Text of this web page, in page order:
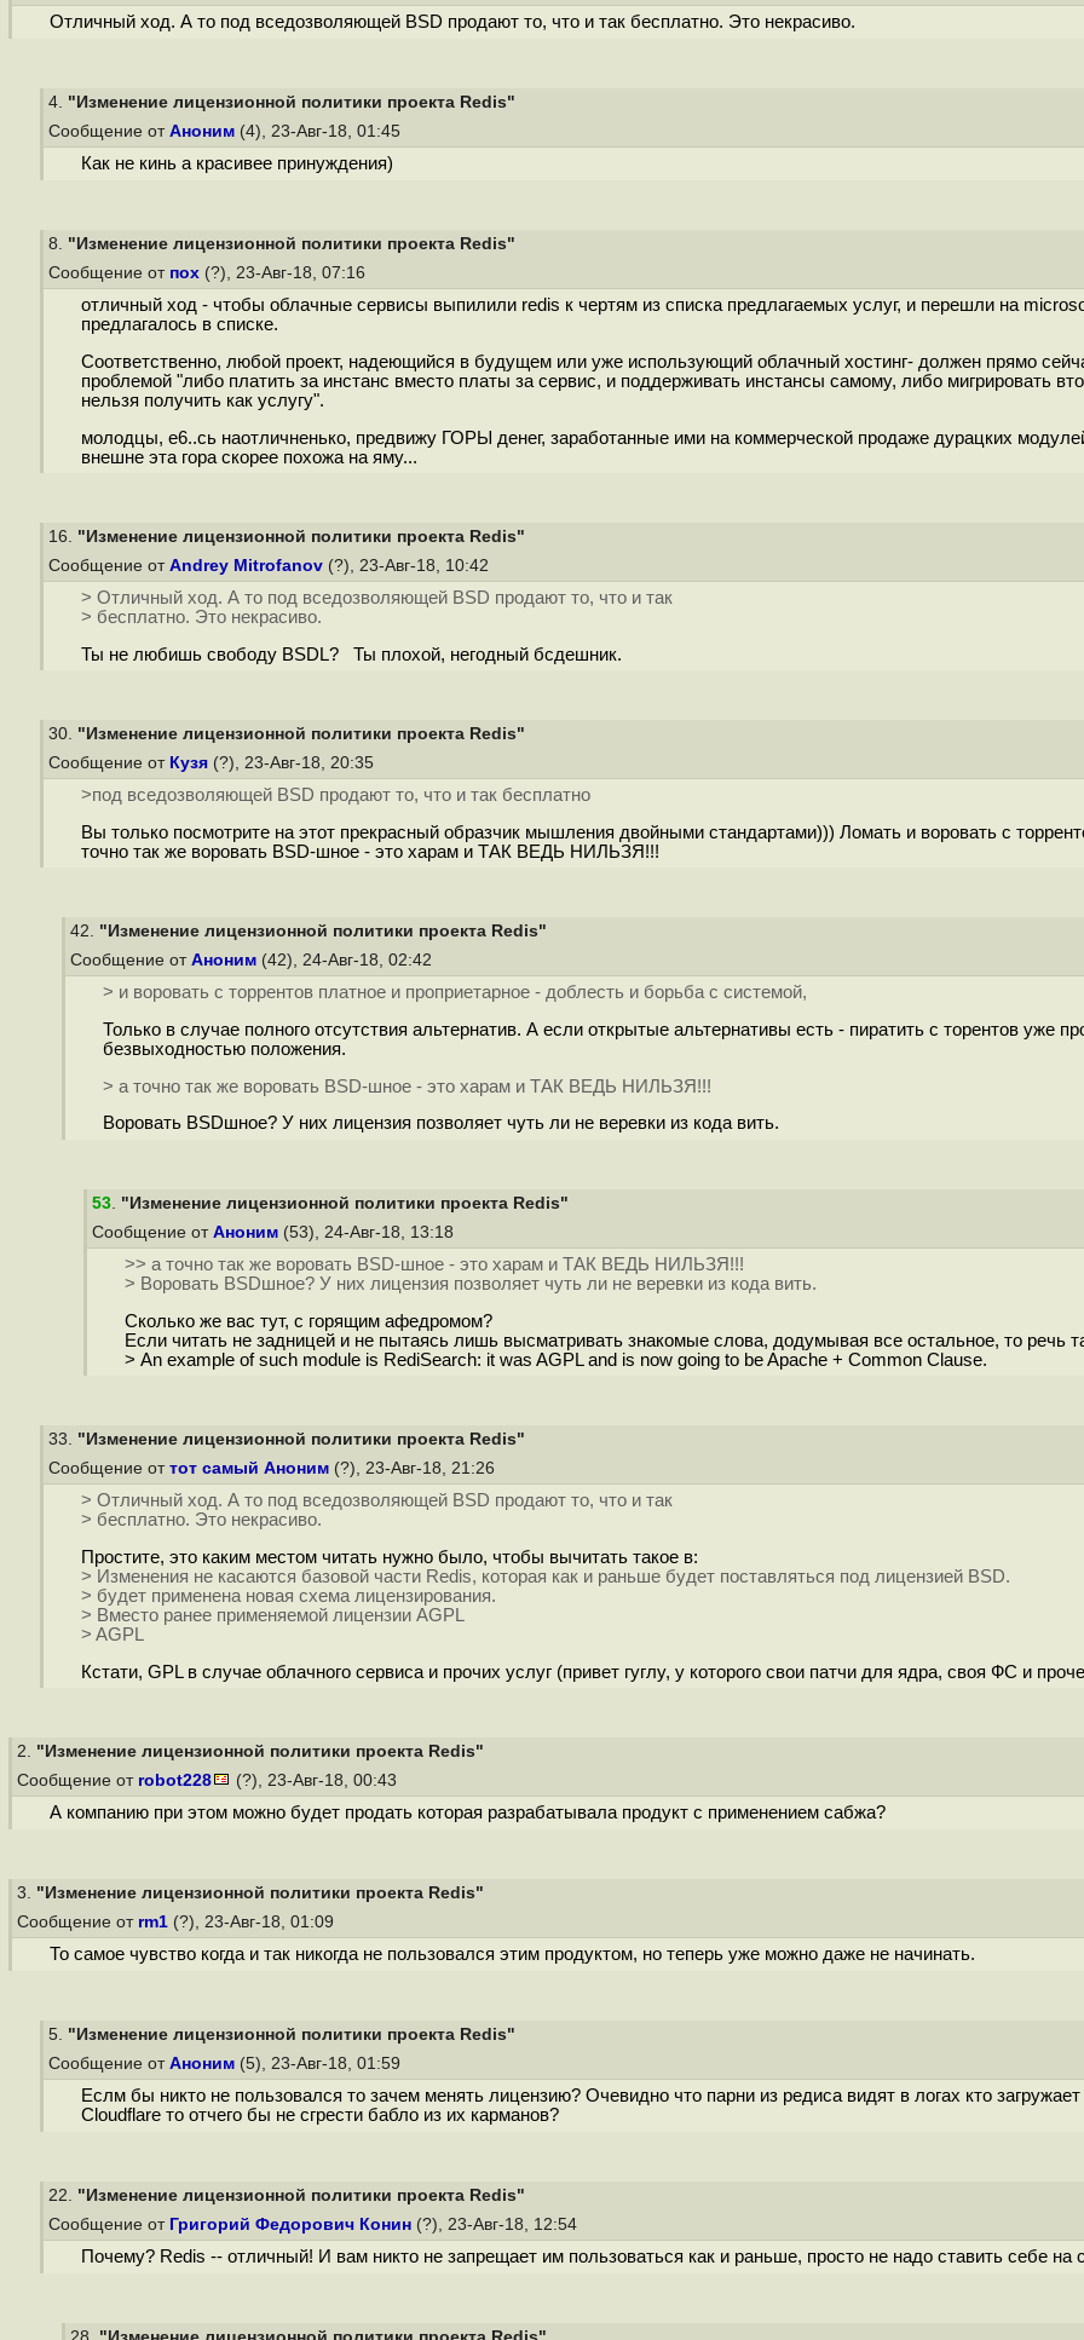
Отличный ход. А то под вседозволяющей BSD продают то, что и так бесплатно. Это некрасиво.
4. "Изменение лицензионной политики проекта Redis"
Сообщение от Аноним (4), 23-Авг-18, 01:45
Как не кинь а красивее принуждения)
8. "Изменение лицензионной политики проекта Redis"
Сообщение от пох (?), 23-Авг-18, 07:16
отличный ход - чтобы облачные сервисы выпилили redis к чертям из списка предлагаемых услуг, и перешли на
предлагалось в списке.
Соответственно, любой проект, надеющийся в будущем или уже использующий облачный хостинг- должен прямо
проблемой "либо платить за инстанс вместо платы за сервис, и поддерживать инстансы самому, либо мигрировать
нельзя получить как услугу".
молодцы, е6..сь наотличненько, предвижу ГОРЫ денег, заработанные ими на коммерческой продаже дурацких
внешне эта гора скорее похожа на яму...
16. "Изменение лицензионной политики проекта Redis"
Сообщение от Andrey Mitrofanov (?), 23-Авг-18, 10:42
> Отличный ход. А то под вседозволяющей BSD продают то, что и так
> бесплатно. Это некрасиво.
Ты не любишь свободу BSDL? Ты плохой, негодный бсдешник.
30. "Изменение лицензионной политики проекта Redis"
Сообщение от Кузя (?), 23-Авг-18, 20:35
>под вседозволяющей BSD продают то, что и так бесплатно
Вы только посмотрите на этот прекрасный образчик мышления двойными стандартами))) Ломать и воровать с
точно так же воровать BSD-шное - это харам и ТАК ВЕДЬ НИЛЬЗЯ!!!
42. "Изменение лицензионной политики проекта Redis"
Сообщение от Аноним (42), 24-Авг-18, 02:42
> и воровать с торрентов платное и проприетарное - доблесть и борьба с системой,
Только в случае полного отсутствия альтернатив. А если открытые альтернативы есть - пиратить с торентов уже
безвыходностью положения.
> а точно так же воровать BSD-шное - это харам и ТАК ВЕДЬ НИЛЬЗЯ!!!
Воровать BSDшное? У них лицензия позволяет чуть ли не веревки из кода вить.
53. "Изменение лицензионной политики проекта Redis"
Сообщение от Аноним (53), 24-Авг-18, 13:18
>> а точно так же воровать BSD-шное - это харам и ТАК ВЕДЬ НИЛЬЗЯ!!!
> Воровать BSDшное? У них лицензия позволяет чуть ли не веревки из кода вить.
Сколько же вас тут, с горящим афедромом?
Если читать не задницей и не пытаясь лишь высматривать знакомые слова, додумывая все остальное, то речь
> An example of such module is RediSearch: it was AGPL and is now going to be Apache + Common Clause.
33. "Изменение лицензионной политики проекта Redis"
Сообщение от тот самый Аноним (?), 23-Авг-18, 21:26
> Отличный ход. А то под вседозволяющей BSD продают то, что и так
> бесплатно. Это некрасиво.
Простите, это каким местом читать нужно было, чтобы вычитать такое в:
> Изменения не касаются базовой части Redis, которая как и раньше будет поставляться под лицензией BSD.
> будет применена новая схема лицензирования.
> Вместо ранее применяемой лицензии AGPL
> AGPL
Кстати, GPL в случае облачного сервиса и прочих услуг (привет гуглу, у которого свои патчи для ядра, своя ФС и
2. "Изменение лицензионной политики проекта Redis"
Сообщение от robot228 (?), 23-Авг-18, 00:43
А компанию при этом можно будет продать которая разрабатывала продукт с применением сабжа?
3. "Изменение лицензионной политики проекта Redis"
Сообщение от rm1 (?), 23-Авг-18, 01:09
То самое чувство когда и так никогда не пользовался этим продуктом, но теперь уже можно даже не начинать.
5. "Изменение лицензионной политики проекта Redis"
Сообщение от Аноним (5), 23-Авг-18, 01:59
Еслм бы никто не пользовался то зачем менять лицензию? Очевидно что парни из редиса видят в логах кто
Cloudflare то отчего бы не сгрести бабло из их карманов?
22. "Изменение лицензионной политики проекта Redis"
Сообщение от Григорий Федорович Конин (?), 23-Авг-18, 12:54
Почему? Redis -- отличный! И вам никто не запрещает им пользоваться как и раньше, просто не надо ставить себе